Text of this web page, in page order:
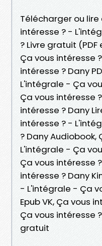
Télécharger ou lire
intéresse ? -
? Livre gratuit
Ça vous intéresse
intéresse ? Dany
L'intégrale - Ça
Ça vous intéresse
intéresse ? Dany
intéresse ? -
? Dany Audiobook,
L'intégrale - Ça
Ça vous intéresse
intéresse ? Dany
- L'intégrale - Ça
Epub VK, Ça vous
Ça vous intéresse
gratuit